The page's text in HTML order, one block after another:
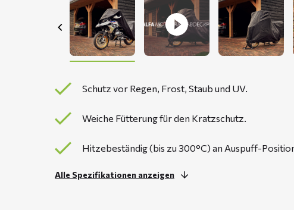
Schutz vor Regen, Frost, Staub und UV.
Weiche Fütterung für den Kratzschutz.
Hitzebeständig (bis zu 300°C) an Auspuff-
Alle Spezifikationen anzeigen